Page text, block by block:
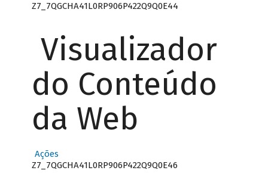
Z7_7QGCHA41L0RP906P422Q9Q0E44
Visualizador
do Conteúdo
da Web
Ações
Z7_7QGCHA41L0RP906P422Q9Q0E46